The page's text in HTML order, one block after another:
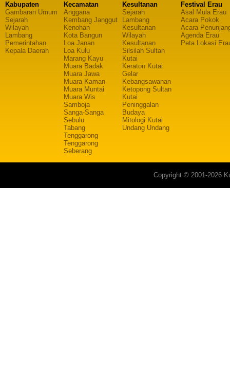
Kabupaten
Gambaran Umum
Sejarah
Wilayah
Lambang
Pemerintahan
Kepala Daerah
Kecamatan
Anggana
Kembang Janggut
Kenohan
Kota Bangun
Loa Janan
Loa Kulu
Marang Kayu
Muara Badak
Muara Jawa
Muara Kaman
Muara Muntai
Muara Wis
Samboja
Sanga-Sanga
Sebulu
Tabang
Tenggarong
Tenggarong
Seberang
Kesultanan
Sejarah
Lambang
Kesultanan
Wilayah
Kesultanan
Silsilah Sultan
Kutai
Keraton Kutai
Gelar
Kebangsawanan
Ketopong Sultan
Kutai
Peninggalan
Budaya
Mitologi Kutai
Undang Undang
Festival Erau
Asal Mula Erau
Acara Pokok
Acara
Agenda Erau
Peta Lokasi
Copyright © 2001-2026